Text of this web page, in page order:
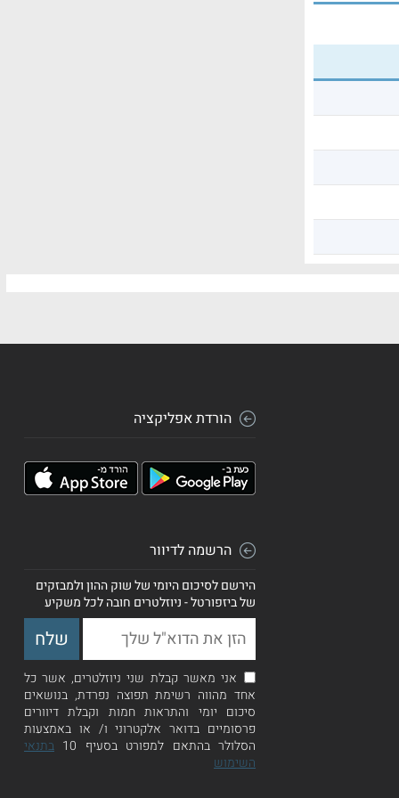
הורדת אפליקציה
הרשמה לדיוור
הירשם לסיכום היומי של שוק ההון ולמבזקים
של ביזפורטל - ניוזלטרים חובה לכל משקיע
אני מאשר קבלת שני ניוזלטרים, אשר כל
אחד מהווה רשימת תפוצה נפרדת, בנושאים
סיכום יומי והתראות חמות וקבלת דיוורים
פרסומיים בדואר אלקטרוני ו/ או באמצעות
הסלולר בהתאם למפורט בסעיף 10
בתנאי
השימוש